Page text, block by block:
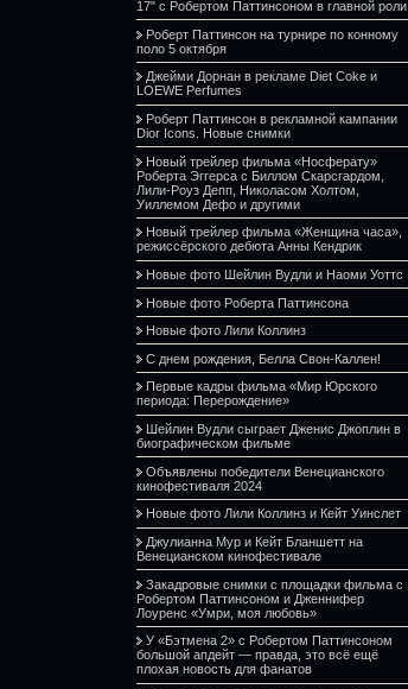
17" с Робертом Паттинсоном в главной роли
Роберт Паттинсон на турнире по конному
поло 5 октября
Джейми Дорнан в рекламе Diet Coke и
LOEWE Perfumes
Роберт Паттинсон в рекламной кампании
Dior Icons. Новые снимки
Новый трейлер фильма «Носферату»
Роберта Эггерса с Биллом Скарсгардом,
Лили-Роуз Депп, Николасом Холтом,
Уиллемом Дефо и другими
Новый трейлер фильма «Женщина часа»,
режиссёрского дебюта Анны Кендрик
Новые фото Шейлин Вудли и Наоми Уоттс
Новые фото Роберта Паттинсона
Новые фото Лили Коллинз
С днем рождения, Белла Свон-Каллен!
Первые кадры фильма «Мир Юрского
периода: Перерождение»
Шейлин Вудли сыграет Дженис Джоплин в
биографическом фильме
Объявлены победители Венецианского
кинофестиваля 2024
Новые фото Лили Коллинз и Кейт Уинслет
Джулианна Мур и Кейт Бланшетт на
Венецианском кинофестивале
Закадровые снимки с площадки фильма с
Робертом Паттинсоном и Дженнифер
Лоуренс «Умри, моя любовь»
У «Бэтмена 2» с Робертом Паттинсоном
большой апдейт — правда, это всё ещё
плохая новость для фанатов